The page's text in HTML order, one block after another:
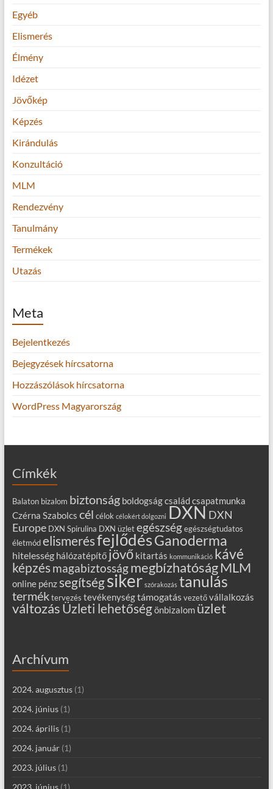
Egyéb
Elismerés
Élmény
Idézet
Jövőkép
Képzés
Kirándulás
Konzultáció
MLM
Rendezvény
Tanulmány
Termékek
Utazás
Meta
Bejelentkezés
Bejegyzések hírcsatorna
Hozzászólások hírcsatorna
WordPress Magyarország
Címkék
Balaton bizalom biztonság boldogságcsaládcsapatmunka
Czérna Szabolcs cél célok célokért dolgozni DXNDXN
Europe DXN Spirulina DXN üzlet egészség egészségtudatos
életmód elismerésfejlődésGanoderma
hitelesség hálózatépítő jövő kitartás kommunikáció kávé
képzésmagabiztosságmegbízhatóság MLM
online pénz segítségsiker szórakozás tanulás
termék tervezés tevékenységtámogatás vezető vállalkozás
változás Üzleti lehetőségönbizalom üzlet
Archívum
2024. augusztus(1)
2024. június(1)
2024. április(1)
2024. január(1)
2023. július(1)